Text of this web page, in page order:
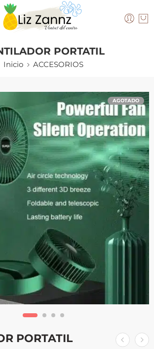
PORTATIL
Inicio ACCESORIOS
AGOTADO
PORTATIL